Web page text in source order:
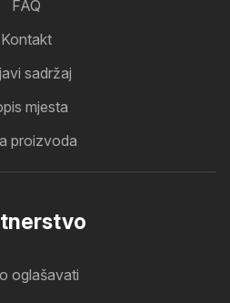
FAQ
Kontakt
sadržaj
mjesta
proizvoda
oglašavati